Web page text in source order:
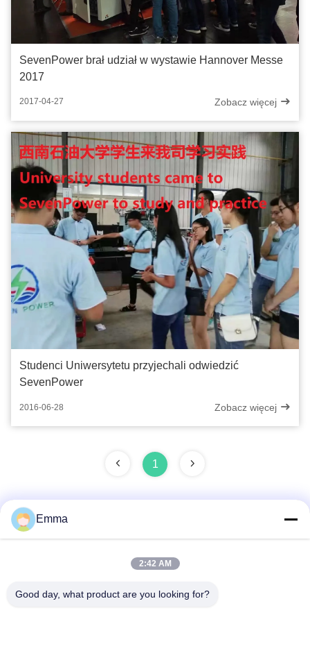
SevenPower brał udział w wystawie Hannover Messe
2017
2017-04-27 Zobacz więcej
Studenci Uniwersytetu przyjechali odwiedzić
SevenPower
2016-06-28 Zobacz więcej
1
No. 280 WanXing Avenue Longhu.Wschodnia strefa
Emma
2:42 AM
Good day, what product are you looking for?